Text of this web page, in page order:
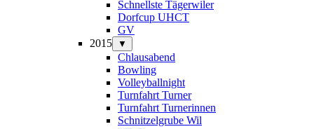
Schnellste Tägerwiler
Dorfcup UHCT
GV
2015
▼
Chlausabend
Bowling
Volleyballnight
Turnfahrt Turner
Turnfahrt Turnerinnen
Schnitzelgrube Wil